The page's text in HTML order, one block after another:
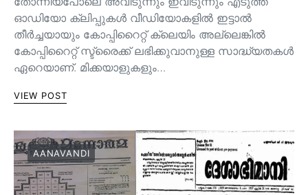
ഓഡിയോ ക്ലിപ്പുകൾ വീഡിയോകളിൽ ഇട്ടാൽ
തീർച്ചയായും കോപ്പിറൈറ്റ് ക്ലെയിം അല്ലെങ്കിൽ
കോപ്പിറൈറ്റ് സ്ട്രൈക്ക് ലഭിക്കുവാനുള്ള സാദ്ധ്യതകൾ
ഏറെയാണ്. മിക്കയാളുകളും…
VIEW POST
AANAVANDI